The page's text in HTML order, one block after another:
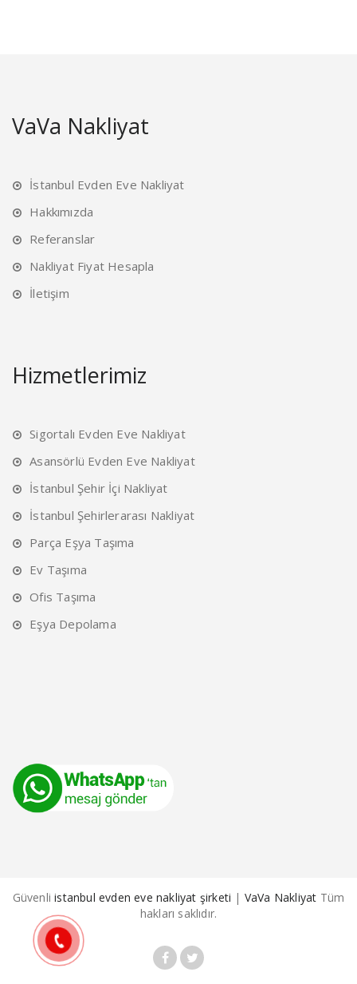
VaVa Nakliyat
İstanbul Evden Eve Nakliyat
Hakkımızda
Referanslar
Nakliyat Fiyat Hesapla
İletişim
Hizmetlerimiz
Sigortalı Evden Eve Nakliyat
Asansörlü Evden Eve Nakliyat
İstanbul Şehir İçi Nakliyat
İstanbul Şehirlerarası Nakliyat
Parça Eşya Taşıma
Ev Taşıma
Ofis Taşıma
Eşya Depolama
Güvenliistanbul evden eve nakliyat şirketi | VaVa Nakliyat Tüm
hakları saklıdır.